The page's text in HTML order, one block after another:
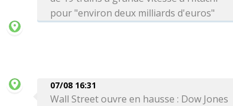
pour "environ deux milliards d'euros"
07/08 16:31
Wall Street ouvre en hausse : Dow Jones